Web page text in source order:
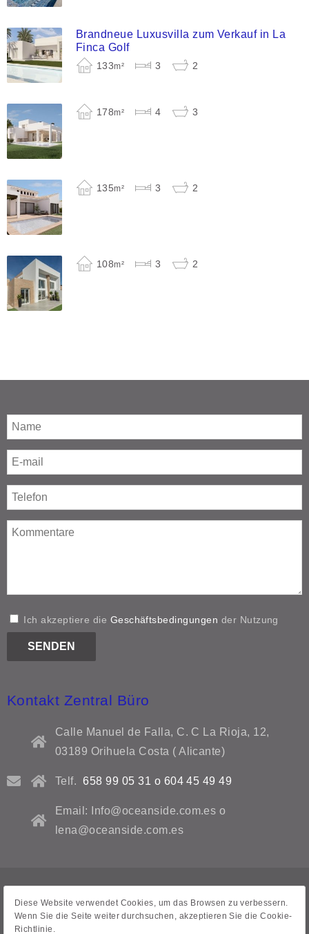
Brandneue Luxusvilla zum Verkauf in La
Finca Golf
133m² 3 2
178m² 4 3
135m² 3 2
108m² 3 2
Ich akzeptiere die Geschäftsbedingungen der Nutzung
Kontakt Zentral Büro
Calle Manuel de Falla, C. C La Rioja, 12,
03189 Orihuela Costa ( Alicante)
Telf. 658 99 05 31 o 604 45 49 49
Email: Info@oceanside.com.es o
lena@oceanside.com.es
Datenschutzrichtlinie
Rechtliche Hinweise
Diese Website verwendet Cookies, um das Browsen zu verbessern.
Wenn Sie die Seite weiter durchsuchen, akzeptieren Sie die Cookie-
Richtlinie.